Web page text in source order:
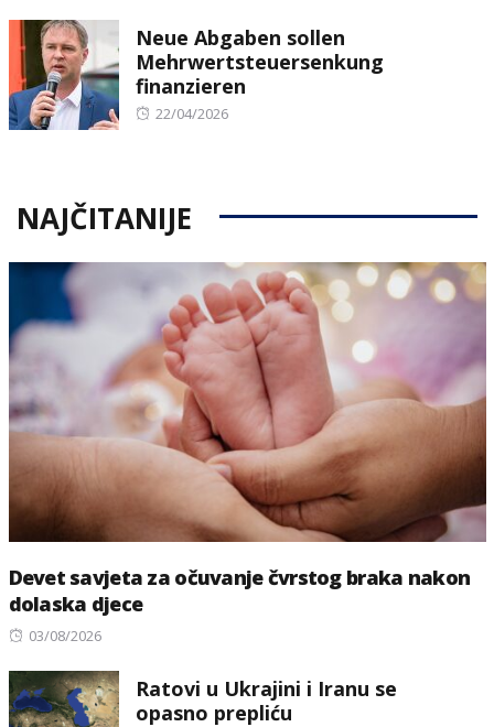
Neue Abgaben sollen
Mehrwertsteuersenkung
finanzieren
Posted
22/04/2026
NAJČITANIJE
Devet savjeta za očuvanje čvrstog braka nakon
dolaska djece
Posted
03/08/2026
Ratovi u Ukrajini i Iranu se
opasno prepliću